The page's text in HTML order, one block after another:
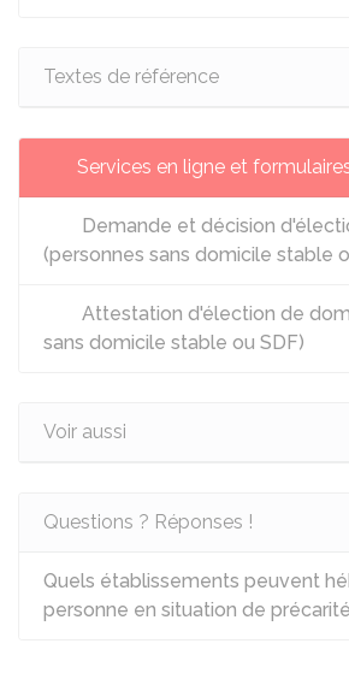
Textes de référence
Services en ligne et
Demande et décision
(personnes sans domicile stable
Attestation d'élection de
sans domicile stable ou SDF)
Voir aussi
Questions ? Réponses !
Quels établissements peuvent
personne en situation de